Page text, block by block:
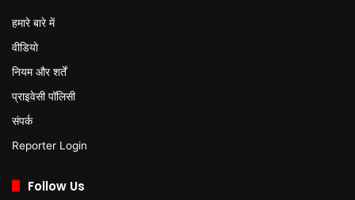
हमारे बारे में
वीडियो
नियम और शर्तें
प्राइवेसी पॉलिसी
संपर्क
Reporter Login
Follow Us